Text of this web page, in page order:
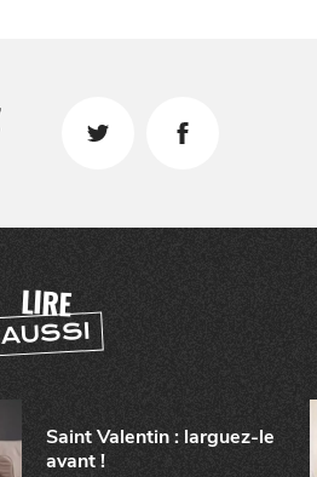
LIRE
AUSSI
Saint Valentin : larguez-le
avant !